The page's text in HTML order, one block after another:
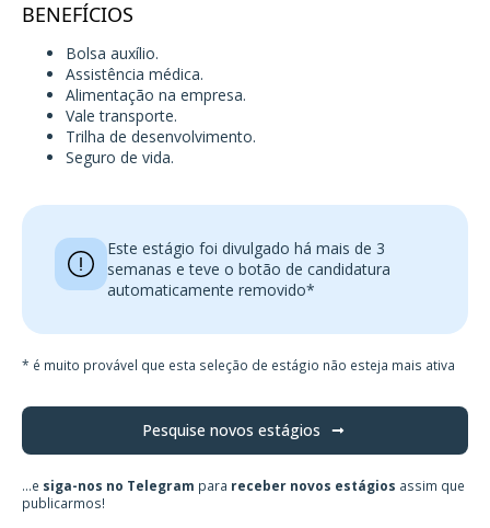
BENEFÍCIOS
Bolsa auxílio.
Assistência médica.
Alimentação na empresa.
Vale transporte.
Trilha de desenvolvimento.
Seguro de vida.
Este estágio foi divulgado há mais de 3
semanas e teve o botão de candidatura
automaticamente removido*
* é muito provável que esta seleção de estágio não esteja mais ativa
Pesquise novos estágios
...e siga-nos no Telegram para receber novos estágios assim que
publicarmos!